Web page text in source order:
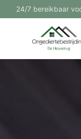
24/7 bereikbaar